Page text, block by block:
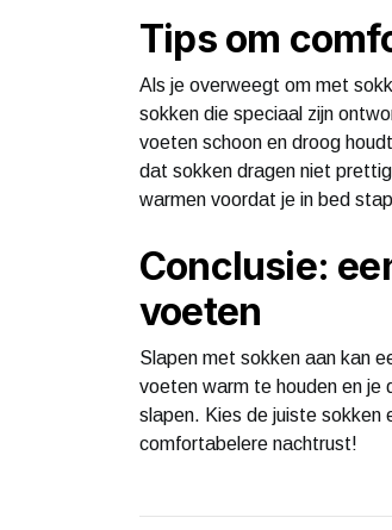
Tips om
Als je overweegt om met
sokken die speciaal zijn
voeten schoon en droog
dat sokken dragen niet
warmen voordat je in bed
Conclusie:
voeten
Slapen met sokken aan kan
voeten warm te houden en je
slapen. Kies de juiste
comfortabelere nachtrust!